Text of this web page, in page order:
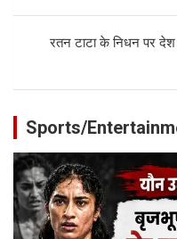
रतन टाटा के निधन पर देश
Sports/